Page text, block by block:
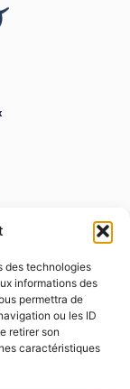
des technologies
informations des
permettra de
ou les ID
retirer son
caractéristiques